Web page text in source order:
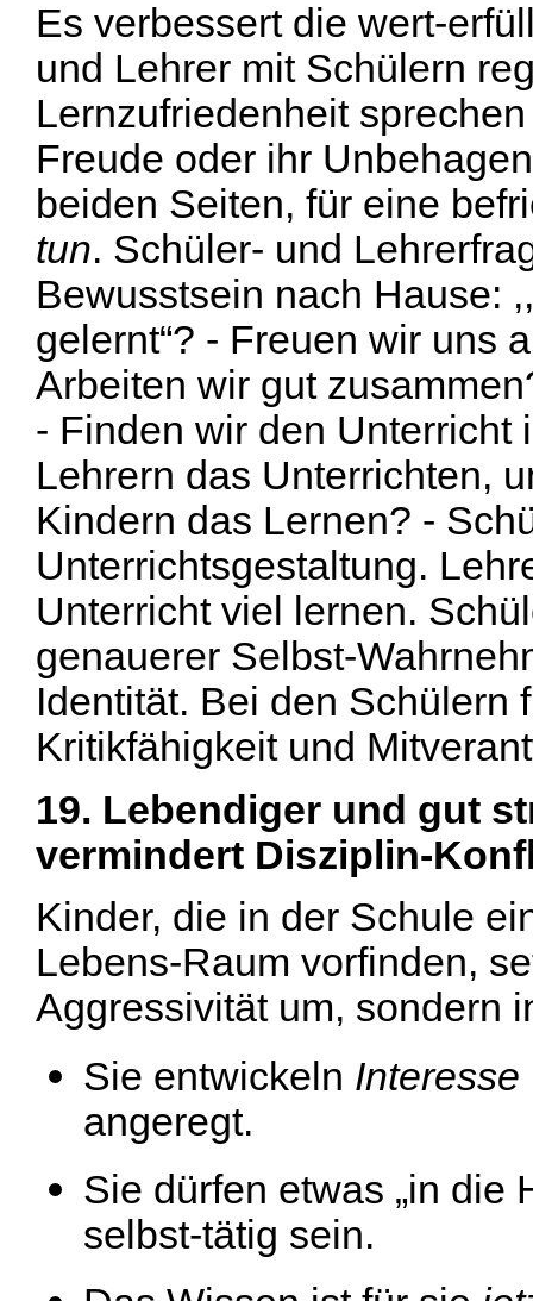
Es verbessert die wert-
und Lehrer mit Schülern
Lernzufriedenheit
Freude oder ihr
beiden Seiten, für eine
tun. Schüler- und
Bewusstsein nach Hause:
gelernt“? - Freuen wir uns
Arbeiten wir gut
- Finden wir den Unterricht
Lehrern das Unterrichten,
Kindern das Lernen? -
Unterrichtsgestaltung.
Unterricht viel lernen.
genauerer Selbst-
Identität. Bei den Schülern
Kritikfähigkeit und
19. Lebendiger und gut
vermindert Disziplin-
Kinder, die in der Schule
Lebens-Raum vorfinden,
Aggressivität um, sondern
Sie entwickeln Interesse
angeregt.
Sie dürfen etwas „in die
selbst-tätig sein.